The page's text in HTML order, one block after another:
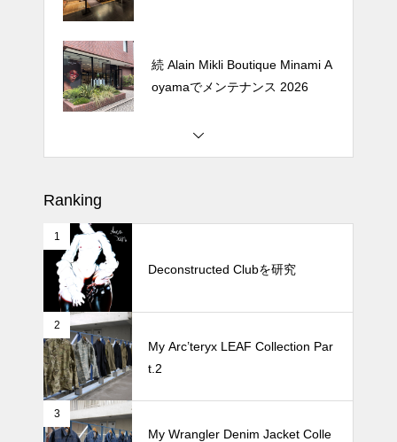
続 Alain Mikli Boutique Minami A
oyamaでメンテナンス 2026
牛兵衛 草庵 西武渋谷が閉店する
oyamaでメンテナンス 2026
Ranking
1
Deconstructed Clubを研究
2
My Arc’teryx LEAF Collection Par
t.2
3
My Wrangler Denim Jacket Colle